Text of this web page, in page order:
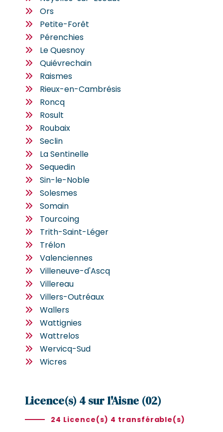
Ors
Petite-Forêt
Pérenchies
Le Quesnoy
Quiévrechain
Raismes
Rieux-en-Cambrésis
Roncq
Rosult
Roubaix
Seclin
La Sentinelle
Sequedin
Sin-le-Noble
Solesmes
Somain
Tourcoing
Trith-Saint-Léger
Trélon
Valenciennes
Villeneuve-d'Ascq
Villereau
Villers-Outréaux
Wallers
Wattignies
Wattrelos
Wervicq-Sud
Wicres
Licence(s) 4 sur l'Aisne (02)
24 Licence(s) 4 transférable(s)